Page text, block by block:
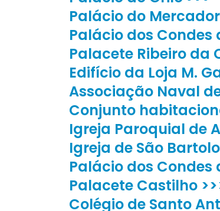
Palácio do Mercador
Palácio dos Condes
Palacete Ribeiro da
Edifício da Loja M.
Associação Naval
Conjunto
Igreja Paroquial de
Igreja de São
Palácio dos Condes
Palacete Castilho
Colégio de Santo